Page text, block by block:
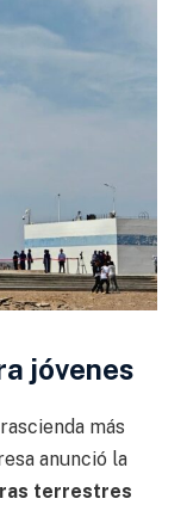
jóvenes
más
anunció la
terrestres